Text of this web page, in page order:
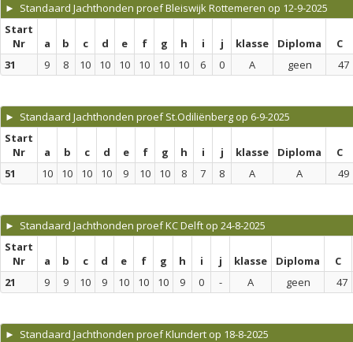
► Standaard Jachthonden proef Bleiswijk Rottemeren op 12-9-2025
Start
Nr
a b c d e f g h i j klasse Diploma
C
31
9 8 10 10 10 10 10 10 6 0 A geen 47
► Standaard Jachthonden proef St.Odiliënberg op 6-9-2025
Start
Nr
a b c d e f g h i j klasse Diploma
C
51
10 10 10 10 9 10 10 8 7 8 A A 49
► Standaard Jachthonden proef KC Delft op 24-8-2025
Start
Nr
a b c d e f g h i j klasse Diploma
C
21
9 9 10 9 10 10 10 9 0 - A geen 47
► Standaard Jachthonden proef Klundert op 18-8-2025